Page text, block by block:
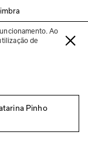
Ao
de
Pinho